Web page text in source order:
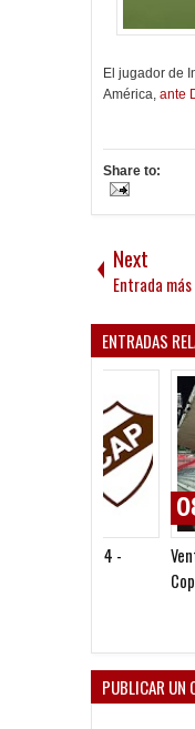
El jugador de
América, ante
Share to:
Next
Entrada
ENTRADAS
Venta de
Copa
08
2026
PUBLICAR UN